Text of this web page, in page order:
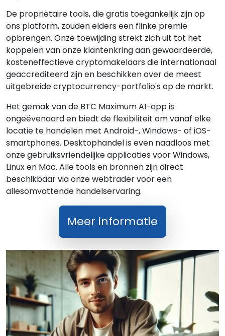
De propriëtaire tools, die gratis toegankelijk zijn op
ons platform, zouden elders een flinke premie
opbrengen. Onze toewijding strekt zich uit tot het
koppelen van onze klantenkring aan gewaardeerde,
kosteneffectieve cryptomakelaars die internationaal
geaccrediteerd zijn en beschikken over de meest
uitgebreide cryptocurrency-portfolio's op de markt.
Het gemak van de BTC Maximum AI-app is
ongeëvenaard en biedt de flexibiliteit om vanaf elke
locatie te handelen met Android-, Windows- of iOS-
smartphones. Desktophandel is even naadloos met
onze gebruiksvriendelijke applicaties voor Windows,
Linux en Mac. Alle tools en bronnen zijn direct
beschikbaar via onze webtrader voor een
allesomvattende handelservaring.
Meer informatie